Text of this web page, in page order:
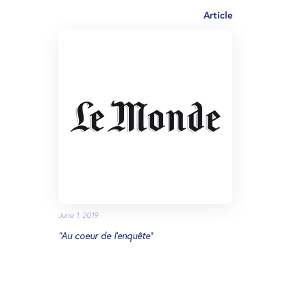
Article
June 1, 2019
“Au coeur de l’enquête”